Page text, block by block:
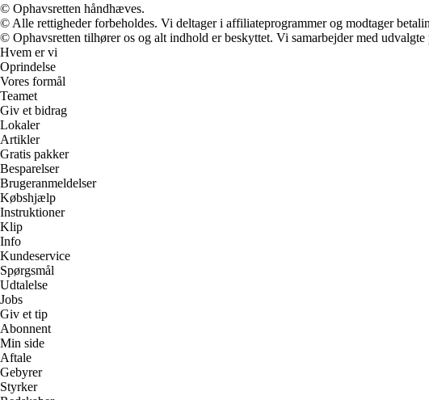
© Ophavsretten håndhæves.
© Alle rettigheder forbeholdes. Vi deltager i affiliateprogrammer og modtager
© Ophavsretten tilhører os og alt indhold er beskyttet. Vi samarbejder med
Hvem er vi
Oprindelse
Vores formål
Teamet
Giv et bidrag
Lokaler
Artikler
Gratis pakker
Besparelser
Brugeranmeldelser
Købshjælp
Instruktioner
Klip
Info
Kundeservice
Spørgsmål
Udtalelse
Jobs
Giv et tip
Abonnent
Min side
Aftale
Gebyrer
Styrker